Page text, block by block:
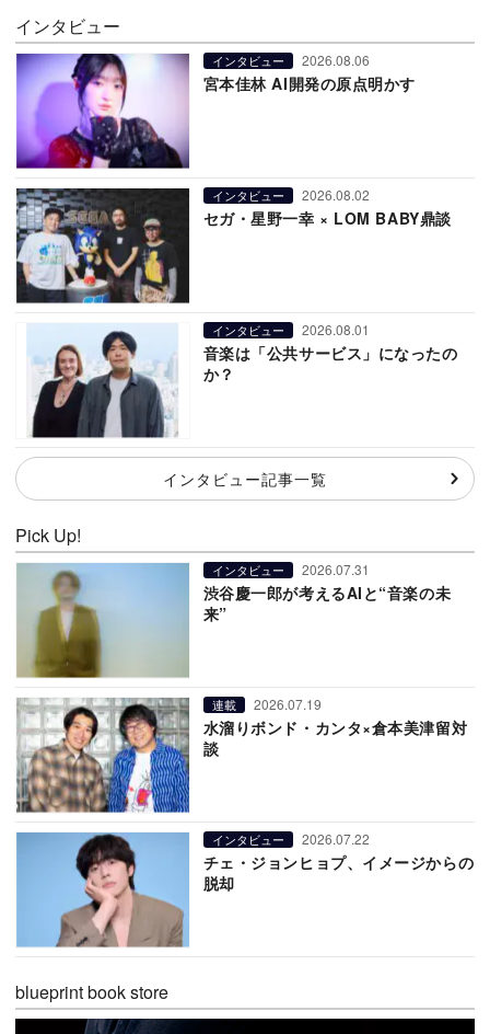
インタビュー
インタビュー 2026.08.06
宮本佳林 AI開発の原点明かす
インタビュー 2026.08.02
セガ・星野一幸 × LOM BABY鼎談
インタビュー 2026.08.01
音楽は「公共サービス」になったの
か？
インタビュー記事一覧
Pick Up!
インタビュー 2026.07.31
渋谷慶一郎が考えるAIと“音楽の未
来”
連載 2026.07.19
水溜りボンド・カンタ×倉本美津留対
談
インタビュー 2026.07.22
チェ・ジョンヒョプ、イメージからの
脱却
blueprint book store